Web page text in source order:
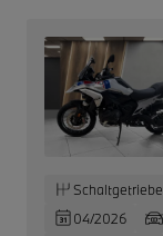
Schaltgetriebe
04/2026